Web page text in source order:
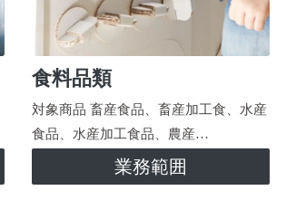
食料品類
対象商品 畜産食品、畜産加工食、水産
食品、水産加工食品、農産…
業務範囲